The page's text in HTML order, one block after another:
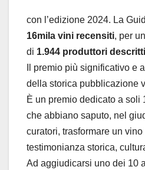
con l’edizione 2024. La
16mila vini recensiti, per
di 1.944 produttori descritti
Il premio più significativo e
della storica pubblicazione
È un premio dedicato a soli
che abbiano saputo, nel
curatori, trasformare un
testimonianza storica,
Ad aggiudicarsi uno dei 10